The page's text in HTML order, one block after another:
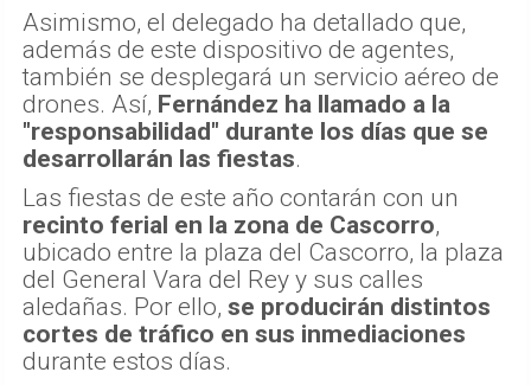
Asimismo, el delegado ha detallado que,
además de este dispositivo de agentes,
también se desplegará un servicio aéreo de
drones. Así, Fernández ha llamado a la
"responsabilidad" durante los días que se
desarrollarán las fiestas.
Las fiestas de este año contarán con un
recinto ferial en la zona de Cascorro,
ubicado entre la plaza del Cascorro, la plaza
del General Vara del Rey y sus calles
aledañas. Por ello, se producirán distintos
cortes de tráfico en sus inmediaciones
durante estos días.